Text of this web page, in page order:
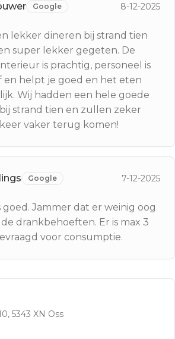
Google 8-12-2025
lekker dineren bij strand tien
super lekker gegeten. De
is prachtig, personeel is
en helpt je goed en het eten
Wij hadden een hele goede
strand tien en zullen zeker
vaker terug komen!
Google 7-12-2025
goed. Jammer dat er weinig oog
drankbehoeften. Er is max 3
voor consumptie.
, 5343 XN Oss